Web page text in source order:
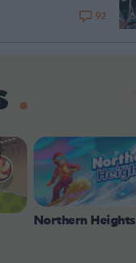
92
Northern Heights